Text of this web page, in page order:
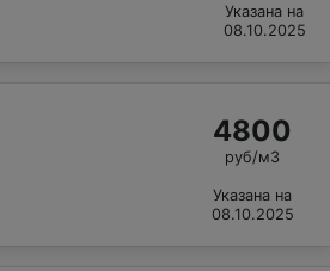
Указана на
08.10.2025
4800
руб/м3
Указана на
08.10.2025